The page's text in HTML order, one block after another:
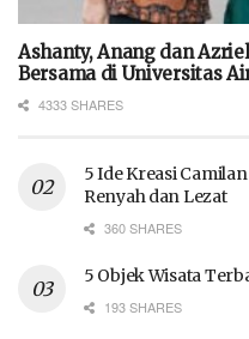
Ashanty, Anang dan
Bersama di Universitas
4333 SHARES
5 Ide Kreasi
Renyah dan Lezat
360 SHARES
5 Objek Wisata
193 SHARES